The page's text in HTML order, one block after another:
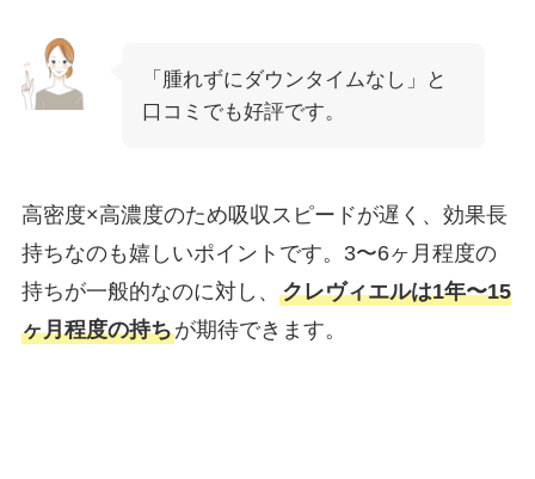
「腫れずにダウンタイムなし」と
口コミでも好評です。
高密度×高濃度のため吸収スピードが遅く、効果長
持ちなのも嬉しいポイントです。3〜6ヶ月程度の
持ちが一般的なのに対し、 クレヴィエルは1年〜15
ヶ月程度の持ちが期待できます。